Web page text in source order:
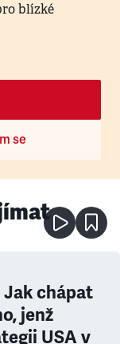
blízké
se
chápat
jenž
USA v